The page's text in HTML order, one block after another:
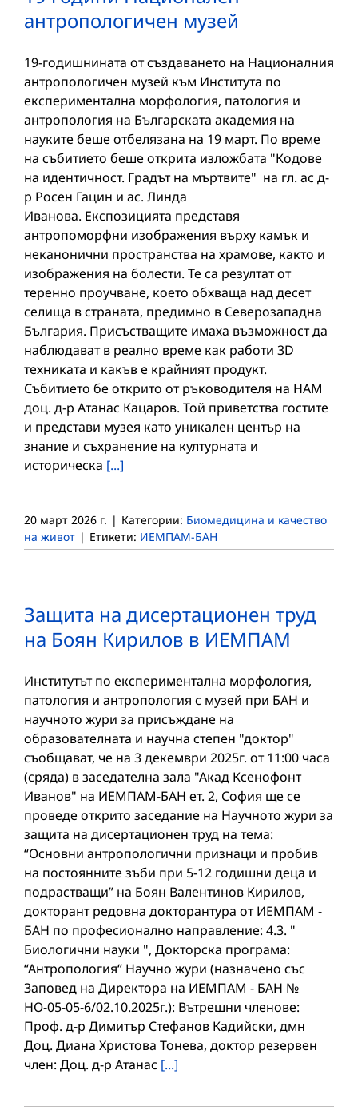
антропологичен музей
19-годишнината от създаването на Националния
антропологичен музей към Института по
експериментална морфология, патология и
антропология на Българската академия на
науките беше отбелязана на 19 март. По време
на събитието беше открита изложбата "Кодове
на идентичност. Градът на мъртвите" на гл. ас д-
р Росен Гацин и ас. Линда
Иванова. Експозицията представя
антропоморфни изображения върху камък и
неканонични пространства на храмове, както и
изображения на болести. Те са резултат от
теренно проучване, което обхваща над десет
селища в страната, предимно в Северозападна
България. Присъстващите имаха възможност да
наблюдават в реално време как работи 3D
техниката и какъв е крайният продукт.
Събитието бе открито от ръководителя на НАМ
доц. д-р Атанас Кацаров. Той приветства гостите
и представи музея като уникален център на
знание и съхранение на културната и
историческа [...]
20 март 2026 г. | Категории: Биомедицина и качество
на живот | Етикети: ИЕМПАМ-БАН
Защита на дисертационен труд
на Боян Кирилов в ИЕМПАМ
Институтът по експериментална морфология,
патология и антропология с музей при БАН и
научното жури за присъждане на
образователната и научна степен "доктор"
съобщават, че на 3 декември 2025г. от 11:00 часа
(сряда) в заседателна зала "Акад Ксенофонт
Иванов" на ИЕМПАМ-БАН ет. 2, София ще се
проведе открито заседание на Научното жури за
защита на дисертационен труд на тема:
“Основни антропологични признаци и пробив
на постоянните зъби при 5-12 годишни деца и
подрастващи” на Боян Валентинов Кирилов,
докторант редовна докторантура от ИЕМПАМ -
БАН по професионално направление: 4.3. "
Биологични науки ", Докторска програма:
“Антропология“ Научно жури (назначено със
Заповед на Директора на ИЕМПАМ - БАН №
НО-05-05-6/02.10.2025г.): Вътрешни членове:
Проф. д-р Димитър Стефанов Кадийски, дмн
Доц. Диана Христова Тонева, доктор резервен
член: Доц. д-р Атанас [...]